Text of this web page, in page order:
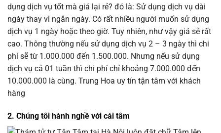
dụng dịch vụ tốt mà giá lại rẻ? đó là: Sử dụng dịch vụ dài
ngày thay vì ngắn ngày. Có rất nhiều người muốn sử dụng
dịch vụ 1 ngày hoặc theo giờ. Tuy nhiên, như vậy giá sẽ rất
cao. Thông thường nếu sử dụng dịch vụ 2 – 3 ngày thì chi
phí sẽ từ 1.000.000 đến 1.500.000. Nhưng nếu sử dụng
dịch vụ cả 01 tuần thì chi phí chỉ khoảng 7.000.000 đến
10.000.000 là cùng. Trung Hoa uy tín tận tâm với khách
hàng
2. Chúng tôi hành nghề với cái tâm